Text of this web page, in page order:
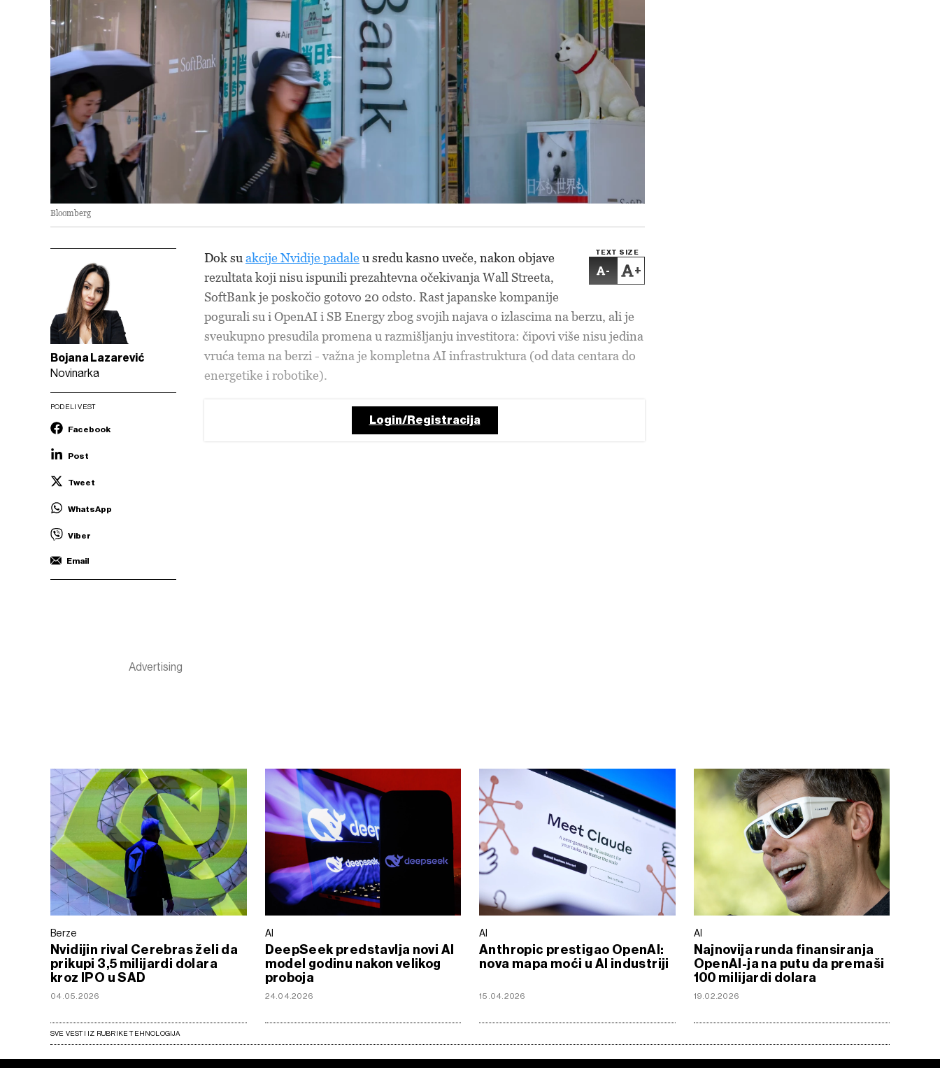
Bloomberg
Bojana Lazarević
Novinarka
PODELI VEST
Facebook
Post
Tweet
WhatsApp
Viber
Email
TEXT SIZE
- +
Dok su akcije Nvidije padaleu sredu kasno uveče, nakon objave
rezultata koji nisu ispunili prezahtevna očekivanja Wall Streeta,
SoftBank je poskočio gotovo 20 odsto. Rast japanske kompanije
pogurali su i OpenAI i SB Energy zbog svojih najava o izlascima na berzu, ali je
sveukupno presudila promena u razmišljanju investitora: čipovi više nisu jedina
vruća tema na berzi - važna je kompletna AI infrastruktura (od data centara do
energetike i robotike).
Login/Registracija
Berze
Nvidijin rival Cerebras želi da
prikupi 3,5 milijardi dolara
kroz IPO u SAD
04.05.2026
AI
DeepSeek predstavlja novi AI
model godinu nakon velikog
proboja
24.04.2026
AI
Anthropic prestigao OpenAI:
nova mapa moći u AI industriji
15.04.2026
AI
Najnovija runda finansiranja
OpenAI-ja na putu da premaši
100 milijardi dolara
19.02.2026
SVE VESTI IZ RUBRIKE TEHNOLOGIJA